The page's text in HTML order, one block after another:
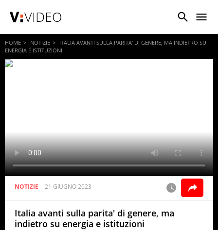
VIDEO
HOME NOTIZIE
ITALIA AVANTI SULLA PARITA' DI GENERE, MA INDIETRO SU
ENERGIA E ISTITUZIONI
NOTIZIE 21 GIUGNO 2023
Italia avanti sulla parita' di genere, ma
indietro su energia e istituzioni